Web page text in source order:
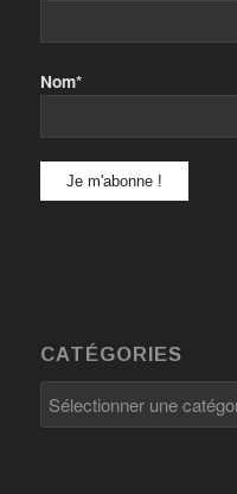
Nom*
CATÉGORIES
Catégories